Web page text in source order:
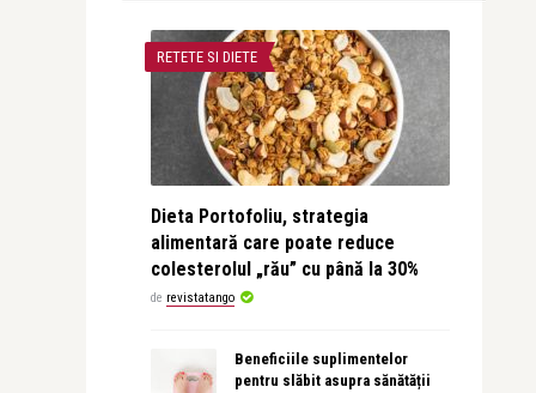
RETETE SI DIETE
Dieta Portofoliu, strategia
alimentară care poate reduce
colesterolul „rău” cu până la 30%
de revistatango
Beneficiile suplimentelor
pentru slăbit asupra sănătății